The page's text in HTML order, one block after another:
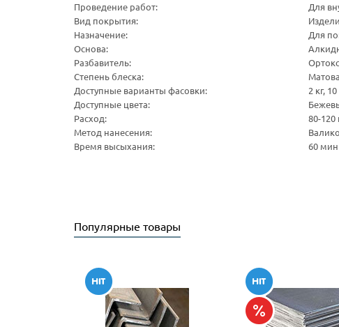
Проведение работ:
Для
Вид покрытия:
Назначение:
Для
Основа:
Разбавитель:
Степень блеска:
Доступные варианты фасовки:
2 кг, 10
Доступные цвета:
Расход:
80-120
Метод нанесения:
Время высыхания:
60 мин
Популярные товары